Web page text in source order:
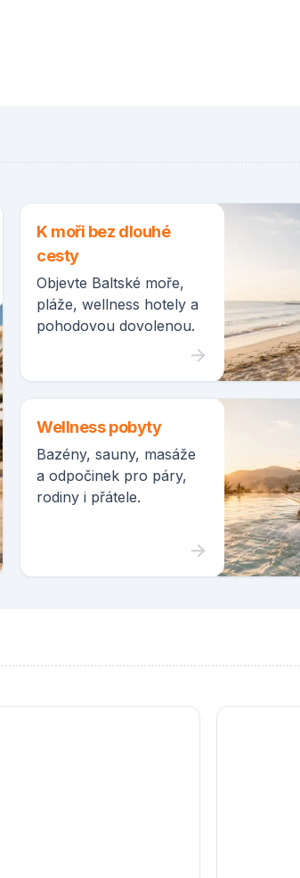
K moři bez dlouhé
cesty
Objevte Baltské moře,
pláže, wellness hotely a
pohodovou dovolenou.
Wellness pobyty
Bazény, sauny, masáže
a odpočinek pro páry,
rodiny i přátele.